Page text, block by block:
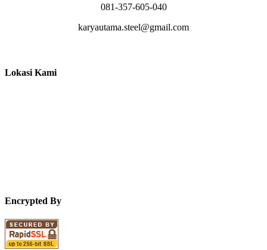
081-357-605-040
karyautama.steel@gmail.com
Lokasi Kami
Encrypted By